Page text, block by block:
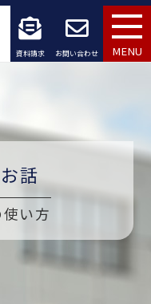
資料請求 お問い合わせ MENU
話
い方